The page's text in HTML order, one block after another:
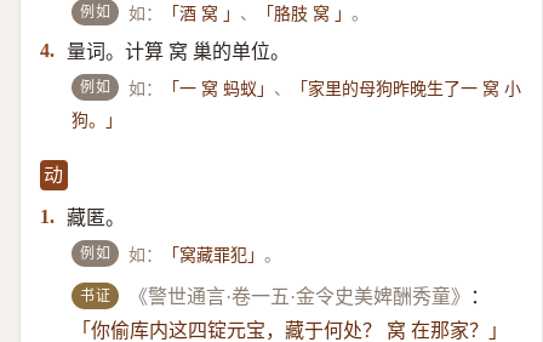
例如 如： 「酒 窝 」 、 「胳肢 窝 」。
4. 量词。计算 窝 巢的单位。
例如 如： 「一 窝 蚂蚁」 、
「家里的母狗昨晚生了一 窝 小
狗。」
动
1. 藏匿。
例如 如： 「窝藏罪犯」。
书证 《警世通言·卷一五·金令史美婢酬秀童》
：
「你偷库内这四锭元宝，藏于何处？ 窝 在那家？」